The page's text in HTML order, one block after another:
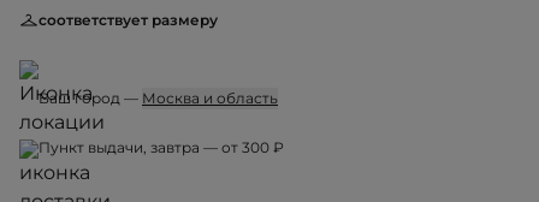
соответствует размеру
Ваш город — Москва и область
Пункт выдачи, завтра — от 300 ₽